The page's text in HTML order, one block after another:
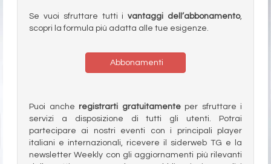
Se vuoi sfruttare tutti ivantaggi dell’abbonamento,
scopri la formula più adatta alle tue esigenze.
Abbonamenti
Puoi anche registrarti gratuitamenteper sfruttare i
servizi a disposizione di tutti gli utenti. Potrai
partecipare ai nostri eventi con i principali player
italiani e internazionali, ricevere il siderweb TG e la
newsletter Weekly con gli aggiornamenti più rilevanti